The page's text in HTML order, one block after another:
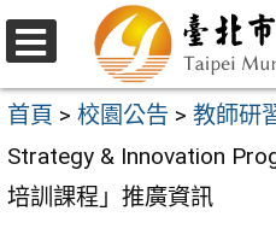
跳
至
主
要
內
選
單
首頁 > 校園公告 > 教師研
Strategy & Innovation
培訓課程」推廣資訊